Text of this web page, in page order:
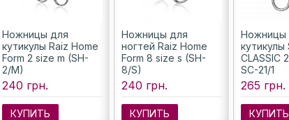
Ножницы для
кутикулы Raiz Home
Form 2 size m (SH-
2/M)
240 грн.
КУПИТЬ
Ножницы для
ногтей Raiz Home
Form 8 size s (SH-
8/S)
240 грн.
КУПИТЬ
Ножницы
кутикулы
CLASSIC
SC-21/1
265 грн.
КУПИТЬ